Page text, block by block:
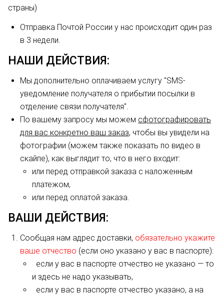
страны)
Отправка Почтой России у нас происходит один раз
в 3 недели.
НАШИ ДЕЙСТВИЯ:
Мы дополнительно оплачиваем услугу "SMS-
уведомление получателя о прибытии посылки в
отделение связи получателя".
По вашему запросу мы можем сфотографировать
для вас конкретно ваш заказ, чтобы вы увидели на
фотографии (можем также показать по видео в
скайпе), как выглядит то, что в него входит:
или перед отправкой заказа с наложенным
платежом,
или перед оплатой заказа.
ВАШИ ДЕЙСТВИЯ:
Сообщая нам адрес доставки, обязательно укажите
ваше отчество (если оно указано у вас в паспорте):
если у вас в паспорте отчество не указано — то
и здесь не надо указывать,
если у вас в паспорте отчество указано, а на